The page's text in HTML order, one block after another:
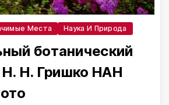
Места Наука И Природа
ботанический
Н. Гришко НАН